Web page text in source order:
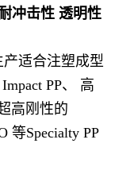
冲击性 透明性
产适合注塑成型
PP、 高
高刚性的
等Specialty PP